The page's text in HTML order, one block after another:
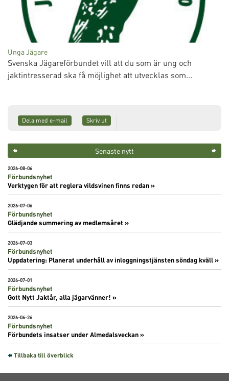
Unga Jägare
Svenska Jägareförbundet vill att du som är ung och
jaktintresserad ska få möjlighet att utvecklas som...
Dela med e-mail Skriv ut
Senaste nytt
2026-08-06
Förbundsnyhet
Verktygen för att reglera vildsvinen finns redan »
2026-07-06
Förbundsnyhet
Glädjande summering av medlemsåret »
2026-07-03
Förbundsnyhet
Uppdatering: Planerat underhåll av inloggningstjänsten söndag kväll »
2026-07-01
Förbundsnyhet
Gott Nytt Jaktår, alla jägarvänner! »
2026-06-26
Förbundsnyhet
Förbundets insatser under Almedalsveckan »
Tillbaka till överblick